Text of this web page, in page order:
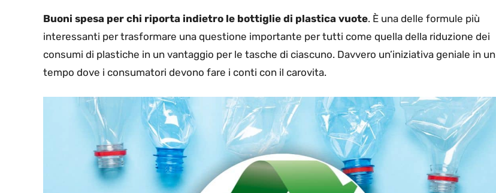
Buoni spesa per chi riporta indietro le bottiglie di plastica vuote. È una delle formule più
interessanti per trasformare una questione importante per tutti come quella della riduzione dei
consumi di plastiche in un vantaggio per le tasche di ciascuno. Davvero un’iniziativa geniale in un
tempo dove i consumatori devono fare i conti con il carovita.